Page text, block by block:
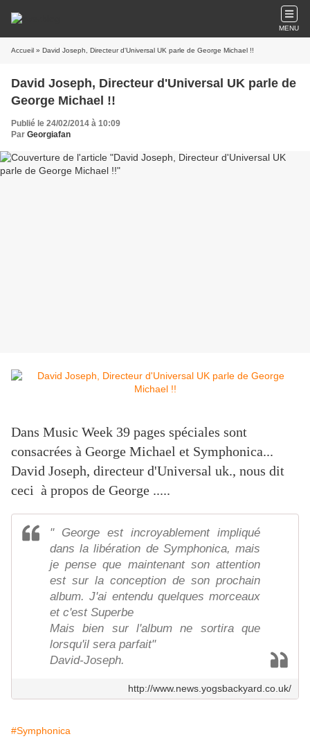
MENU
Accueil » David Joseph, Directeur d'Universal UK parle de George Michael !!
David Joseph, Directeur d'Universal UK parle de
George Michael !!
Publié le 24/02/2014 à 10:09
Par Georgiafan
Dans Music Week 39 pages spéciales sont
consacrées à George Michael et Symphonica...
David Joseph, directeur d'Universal uk., nous dit
ceci à propos de George .....
" George est incroyablement impliqué
dans la libération de Symphonica, mais
je pense que maintenant son attention
est sur la conception de son prochain
album. J'ai entendu quelques morceaux
et c'est Superbe
Mais bien sur l'album ne sortira que
lorsqu'il sera parfait"
David-Joseph.
http://www.news.yogsbackyard.co.uk/
#Symphonica